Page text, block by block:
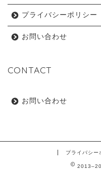
プライバシーポリシー
お問い合わせ
CONTACT
お問い合わせ
プライバシー